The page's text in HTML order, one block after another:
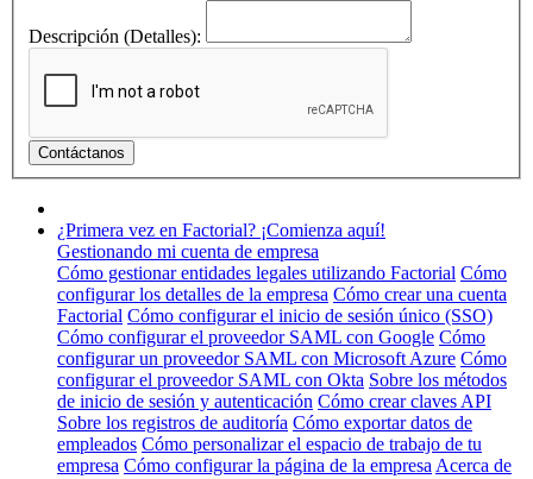
Descripción (Detalles):
¿Primera vez en Factorial? ¡Comienza aquí!
Gestionando mi cuenta de empresa
Cómo gestionar entidades legales utilizando Factorial Cómo
configurar los detalles de la empresa Cómo crear una cuenta
Factorial Cómo configurar el inicio de sesión único (SSO)
Cómo configurar el proveedor SAML con Google Cómo
configurar un proveedor SAML con Microsoft Azure Cómo
configurar el proveedor SAML con Okta Sobre los métodos
de inicio de sesión y autenticación Cómo crear claves API
Sobre los registros de auditoría Cómo exportar datos de
empleados Cómo personalizar el espacio de trabajo de tu
empresa Cómo configurar la página de la empresa Acerca de